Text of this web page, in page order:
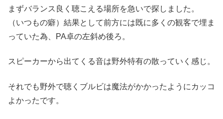
まずバランス良く聴こえる場所を急いで探しました。
（いつもの癖）結果として前方には既に多くの観客で埋ま
っていた為、PA卓の左斜め後ろ。
スピーカーから出てくる音は野外特有の散っていく感じ。
それでも野外で聴くブルビは魔法がかかったようにカッコ
よかったです。